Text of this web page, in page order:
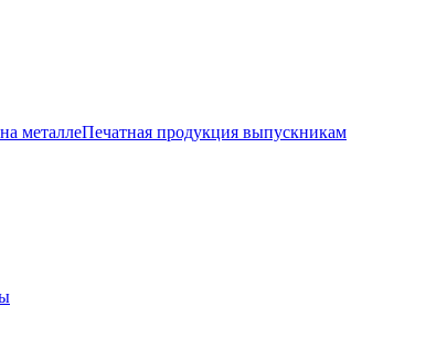
металлеПечатная продукция выпускникам